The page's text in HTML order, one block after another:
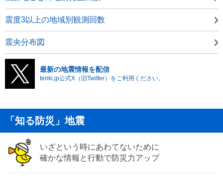
震度3以上の地域別観測回数
震央分布図
最新の地震情報を配信
tenki.jp公式X（旧Twitter）をご利用ください。
「知る防災」地震
いざという時にあわてないために
確かな情報と行動で防災力アップ